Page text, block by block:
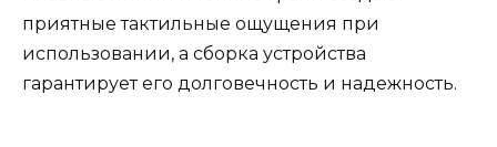
приятные тактильные ощущения при
использовании, а сборка устройства
гарантирует его долговечность и надежность.